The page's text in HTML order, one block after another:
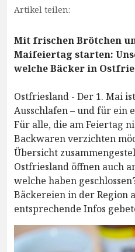
Artikel teilen:
Mit frischen Brötchen
Maifeiertag starten:
welche Bäcker in
Ostfriesland - Der 1. Mai
Ausschlafen – und für ein
Für alle, die am Feiertag
Backwaren verzichten
Übersicht
Ostfriesland öffnen auch
welche haben
Bäckereien in der Region
entsprechende Infos